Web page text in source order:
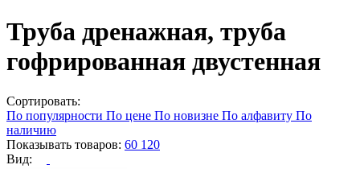
Труба дренажная, труба
гофрированная двустенная
Сортировать:
По популярности По цене По новизне По алфавиту По
наличию
Показывать товаров: 60 120
Вид: